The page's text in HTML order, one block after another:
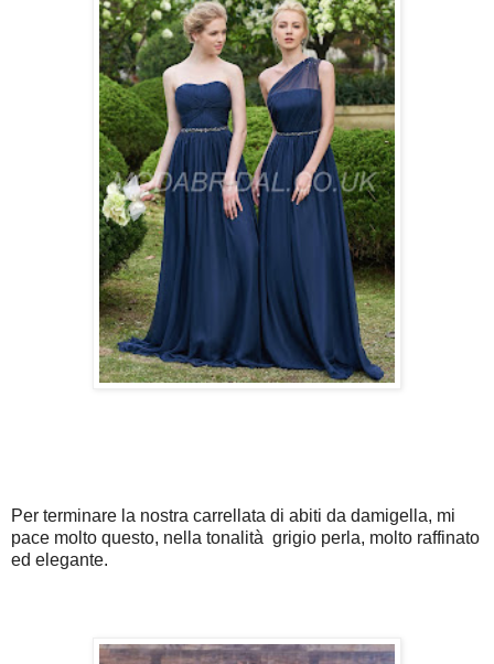
Per terminare la nostra carrellata di abiti da damigella, mi
pace molto questo, nella tonalità grigio perla, molto raffinato
ed elegante.